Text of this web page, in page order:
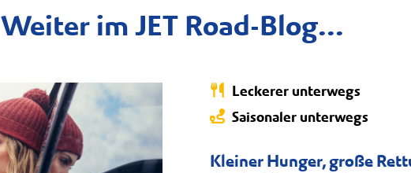
Weiter im JET Road-Blog...
Leckerer unterwegs
Saisonaler unterwegs
Kleiner Hunger, große